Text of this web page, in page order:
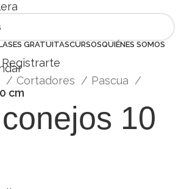
GRATUITASCURSOSQUIÉNES SOMOS
Cortadores
Pascua
cm
10